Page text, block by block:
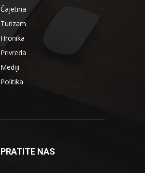
Čajetina
Turizam
Hronika
Privreda
Mediji
Politika
PRATITE NAS